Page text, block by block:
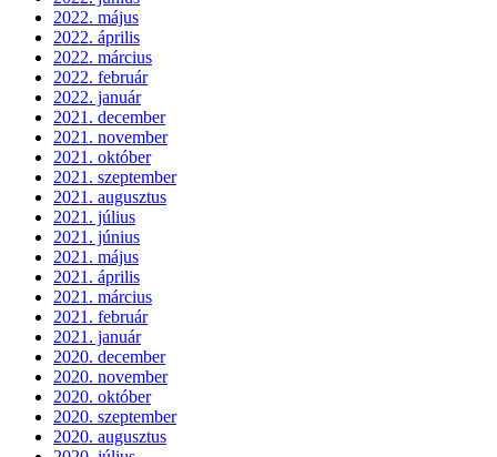
2022. május
2022. április
2022. március
2022. február
2022. január
2021. december
2021. november
2021. október
2021. szeptember
2021. augusztus
2021. július
2021. június
2021. május
2021. április
2021. március
2021. február
2021. január
2020. december
2020. november
2020. október
2020. szeptember
2020. augusztus